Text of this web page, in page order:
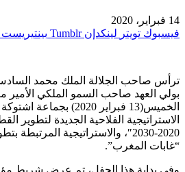
14 فبراير، 2020
فيسبوك تويتر لينكدإن بينتيريست
ترأس صاحب الجلالة الملك محمد
بولي العهد صاحب السمو الملكي
الخميس(13 فبراير 2020)
الاستراتيجية الفلاحية الجديدة لتطوير
2020-2030″، والاستراتيجية
“غابات المغرب”.
وفي بداية هذا الحفل، تم عرض شريط